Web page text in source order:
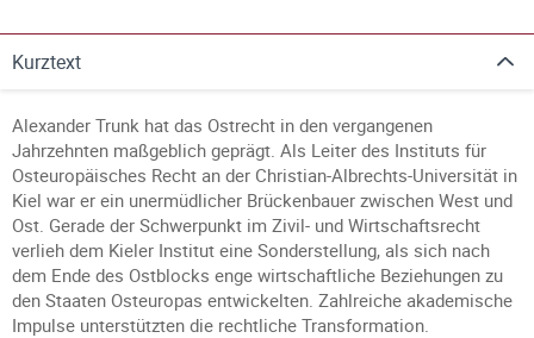
Kurztext
Alexander Trunk hat das Ostrecht in den vergangenen
Jahrzehnten maßgeblich geprägt. Als Leiter des Instituts für
Osteuropäisches Recht an der Christian-Albrechts-Universität in
Kiel war er ein unermüdlicher Brückenbauer zwischen West und
Ost. Gerade der Schwerpunkt im Zivil- und Wirtschaftsrecht
verlieh dem Kieler Institut eine Sonderstellung, als sich nach
dem Ende des Ostblocks enge wirtschaftliche Beziehungen zu
den Staaten Osteuropas entwickelten. Zahlreiche akademische
Impulse unterstützten die rechtliche Transformation.